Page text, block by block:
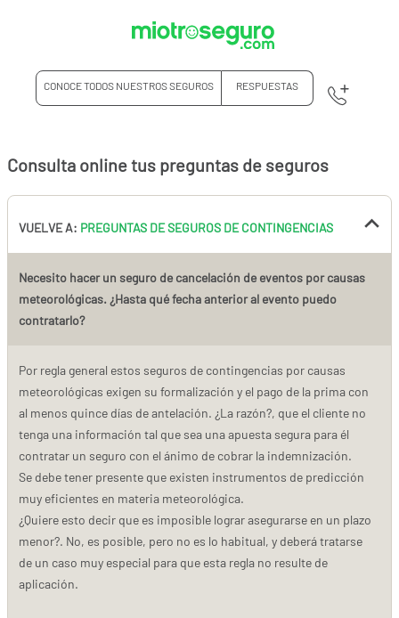
CONOCE TODOS NUESTROS SEGUROS RESPUESTAS
Consulta online tus preguntas de seguros
VUELVE A: PREGUNTAS DE SEGUROS DE CONTINGENCIAS
Necesito hacer un seguro de cancelación de eventos por causas
meteorológicas. ¿Hasta qué fecha anterior al evento puedo
contratarlo?
Por regla general estos seguros de contingencias por causas
meteorológicas exigen su formalización y el pago de la prima con
al menos quince días de antelación. ¿La razón?, que el cliente no
tenga una información tal que sea una apuesta segura para él
contratar un seguro con el ánimo de cobrar la indemnización.
Se debe tener presente que existen instrumentos de predicción
muy eficientes en materia meteorológica.
¿Quiere esto decir que es imposible lograr asegurarse en un plazo
menor?. No, es posible, pero no es lo habitual, y deberá tratarse
de un caso muy especial para que esta regla no resulte de
aplicación.